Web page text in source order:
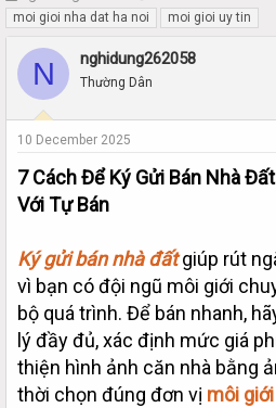
h
r
e
d
a
r
t
e
t
a
r
moi gioi nha dat ha noi
moi gioi uy tin
N nghidung262058
Thường Dân
10 December 2025
7 Cách Để Ký Gửi Bán Nhà
Với Tự Bán
Ký gửi bán nhà đấtgiúp rút
vì bạn có đội ngũ môi giới
bộ quá trình. Để bán nhanh,
lý đầy đủ, xác định mức giá
thiện hình ảnh căn nhà bằng
thời chọn đúng đơn vị môi